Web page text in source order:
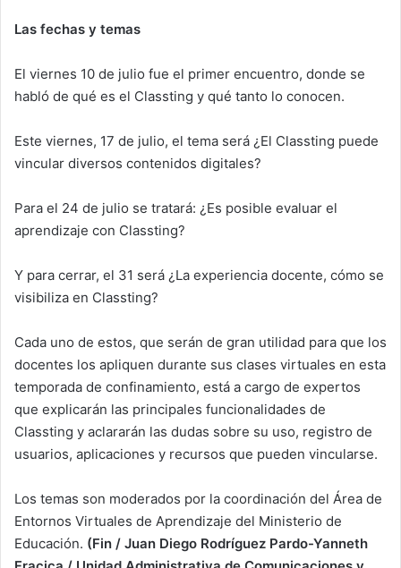
Las fechas y temas
El viernes 10 de julio fue el primer encuentro, donde se
habló de qué es el Classting y qué tanto lo conocen.
Este viernes, 17 de julio, el tema será ¿El Classting puede
vincular diversos contenidos digitales?
Para el 24 de julio se tratará: ¿Es posible evaluar el
aprendizaje con Classting?
Y para cerrar, el 31 será ¿La experiencia docente, cómo se
visibiliza en Classting?
Cada uno de estos, que serán de gran utilidad para que los
docentes los apliquen durante sus clases virtuales en esta
temporada de confinamiento, está a cargo de expertos
que explicarán las principales funcionalidades de
Classting y aclararán las dudas sobre su uso, registro de
usuarios, aplicaciones y recursos que pueden vincularse.
Los temas son moderados por la coordinación del Área de
Entornos Virtuales de Aprendizaje del Ministerio de
Educación. (Fin / Juan Diego Rodríguez Pardo-Yanneth